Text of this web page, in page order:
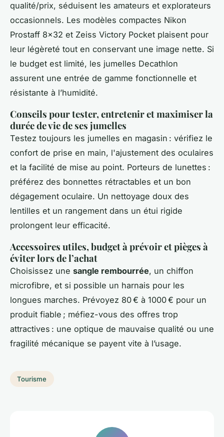
qualité/prix, séduisent les amateurs et explorateurs
occasionnels. Les modèles compactes Nikon
Prostaff 8x32 et Zeiss Victory Pocket plaisent pour
leur légèreté tout en conservant une image nette. Si
le budget est limité, les jumelles Decathlon
assurent une entrée de gamme fonctionnelle et
résistante à l’humidité.
Conseils pour tester, entretenir et maximiser la
durée de vie de ses jumelles
Testez toujours les jumelles en magasin : vérifiez le
confort de prise en main, l'ajustement des oculaires
et la facilité de mise au point. Porteurs de lunettes :
préférez des bonnettes rétractables et un bon
dégagement oculaire. Un nettoyage doux des
lentilles et un rangement dans un étui rigide
prolongent leur efficacité.
Accessoires utiles, budget à prévoir et pièges à
éviter lors de l’achat
Choisissez une sangle rembourrée, un chiffon
microfibre, et si possible un harnais pour les
longues marches. Prévoyez 80 € à 1000 € pour un
produit fiable ; méfiez-vous des offres trop
attractives : une optique de mauvaise qualité ou une
fragilité mécanique se payent vite à l’usage.
Tourisme